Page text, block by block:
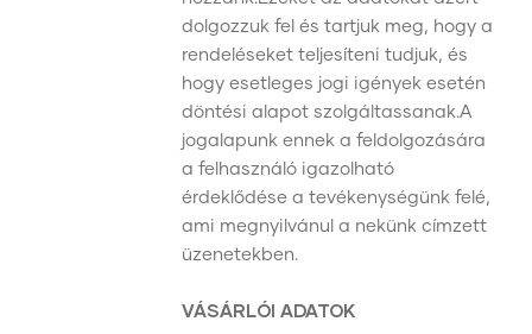
dolgozzuk fel és tartjuk meg, hogy a
rendeléseket teljesíteni tudjuk, és
hogy esetleges jogi igények esetén
döntési alapot szolgáltassanak.A
jogalapunk ennek a feldolgozására
a felhasználó igazolható
érdeklődése a tevékenységünk felé,
ami megnyilvánul a nekünk címzett
üzenetekben.
VÁSÁRLÓI ADATOK